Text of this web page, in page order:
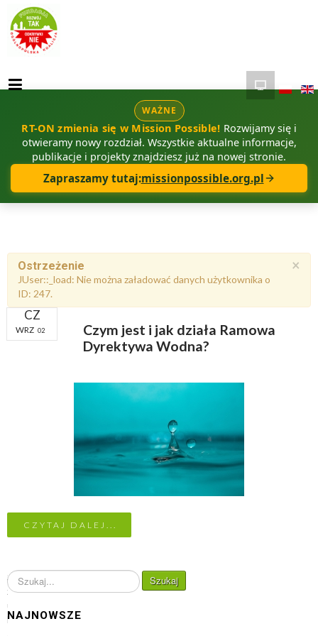
WAŻNE
RT-ON zmienia się w Mission Possible! Rozwijamy się i
otwieramy nowy rozdział. Wszystkie aktualne informacje,
publikacje i projekty znajdziesz już na nowej stronie.
Zapraszamy tutaj:missionpossible.org.pl
×
Ostrzeżenie
JUser::_load: Nie można załadować danych użytkownika o
ID: 247.
CZ
WRZ 02
Czym jest i jak działa Ramowa
Dyrektywa Wodna?
CZYTAJ DALEJ...
S
z
u
k
Szukaj
NAJNOWSZE